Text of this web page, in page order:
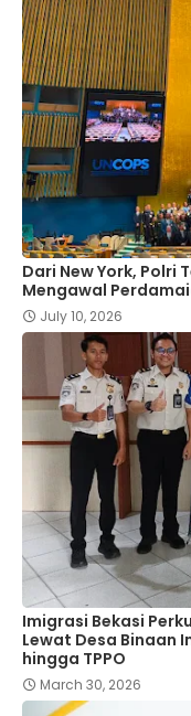
Dari New York, Polri
Mengawal
July 10, 2026
Imigrasi Bekasi
Lewat Desa Binaan
hingga TPPO
March 30, 2026